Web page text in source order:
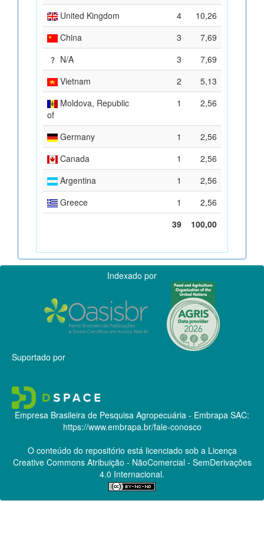
United Kingdom
4
10,26
China
3
7,69
N/A
3
7,69
Vietnam
2
5,13
Moldova, Republic
of
1 2,56
Germany 1
2,56
Canada
1
2,56
Argentina
1
2,56
Greece
1
2,56
39
100,00
Indexado por
Suportado por
Empresa Brasileira de Pesquisa Agropecuária - Embrapa SAC:
https://www.embrapa.br/fale-conosco
O conteúdo do repositório está licenciado sob a Licença
Creative CommonsAtribuição - NãoComercial - SemDerivações
4.0 Internacional.